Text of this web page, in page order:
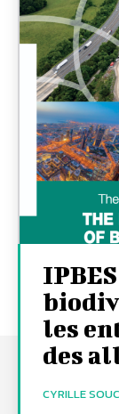
les
des
CYRILLE